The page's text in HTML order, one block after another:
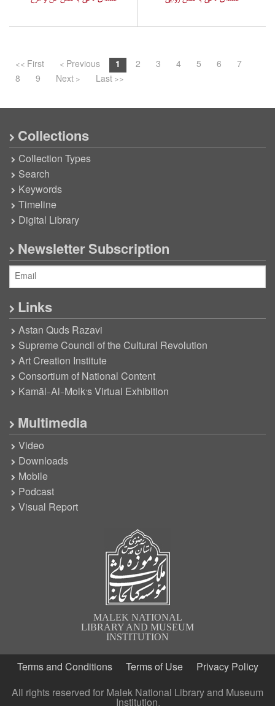
<< First < Previous 1 2 3 4 5 6
7
8
9 Next > Last >>
Collections
Collection Types
Search
Keywords
Timeline
Digital Library
Newsletter Subscription
Links
Astan Quds Razavi
Supreme Council of the Cultural Revolution
Art Creation Institute
Consortium of National Content
Kamāl-Al-Molk’s Virtual Exhibition
Multimedia
Video
Downloads
Mobile
Podcast
Visual Report
MALEK NATIONAL
LIBRARY AND MUSEUM
INSTITUTION
Terms and Conditions Terms of Use
Privacy Policy
All rights reserved for Malek National Library and Museum
Institution.